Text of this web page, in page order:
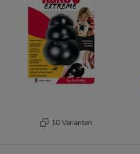
10 Varianten